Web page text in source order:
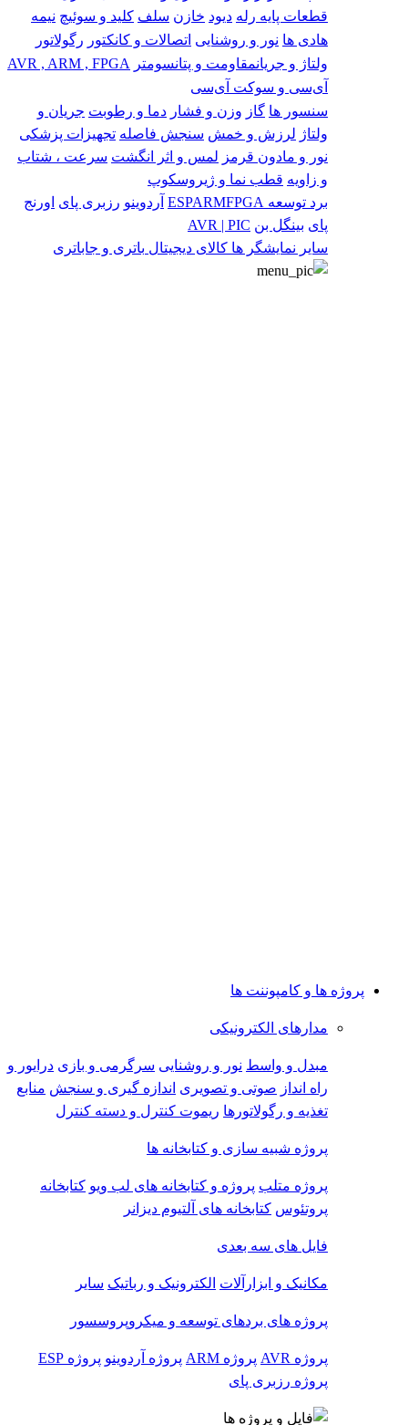
قطعات پایه رله دیود خازن سلف کلید و سوئیچ نیمه
هادی ها نور و روشنایی اتصالات و کانکتور رگولاتور
ولتاژ و جریانمقاومت و پتانسومتر
AVR , ARM , FPGA
آی‌سی و سوکت آی‌سی
سنسور ها گاز وزن و فشار دما و رطوبت جریان و
ولتاژ لرزش و خمش سنجش فاصله تجهیزات پزشکی
نور و مادون قرمز لمس و اثر انگشت سرعت ، شتاب
و زاویه قطب نما و ژیروسکوپ
برد توسعه
ESPARMFPGA آردوینو رزبری پای اورنج
پای بینگل بن AVR | PIC
سایر نمایشگر ها کالای دیجیتال باتری و جاباتری
پروژه ها و کامپوننت ها
مدارهای الکترونیکی
مبدل و واسط نور و روشنایی سرگرمی و بازی درایور و
راه انداز صوتی و تصویری اندازه گیری و سنجش منابع
تغذیه و رگولاتورها ریموت کنترل و دسته کنترل
پروژه شبیه سازی و کتابخانه ها
پروژه متلب پروژه و کتابخانه های لب ویو کتابخانه
پروتئوس کتابخانه های آلتیوم دیزانر
فایل های سه بعدی
مکانیک و ابزارآلات الکترونیک و رباتیک سایر
پروژه های بردهای توسعه و میکروپروسسور
پروژه AVR پروژه ARM پروژه آردوینو پروژه ESP
پروژه رزبری پای